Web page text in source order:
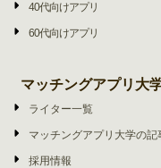
40代向けアプリ
60代向けアプリ
マッチングアプリ大
ライター一覧
マッチングアプリ大学の
採用情報